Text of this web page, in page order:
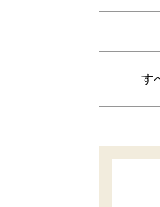
す